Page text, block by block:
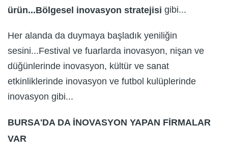
ürün...Bölgesel inovasyon stratejisi gibi...
Her alanda da duymaya başladık yeniliğin
sesini...Festival ve fuarlarda inovasyon, nişan ve
düğünlerinde inovasyon, kültür ve sanat
etkinliklerinde inovasyon ve futbol kulüplerinde
inovasyon gibi...
BURSA'DA DA İNOVASYON YAPAN FİRMALAR
VAR